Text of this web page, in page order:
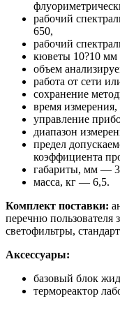
рабочий
650,
рабочий
кюветы 10?10 мм
объем
работа от сети
сохранение
время
управление
диапазон
предел
коэффициента
габариты, мм —
масса, кг — 6,5.
Комплект поставки:
перечню пользователя
светофильтры,
Аксессуары:
базовый блок
термореактор